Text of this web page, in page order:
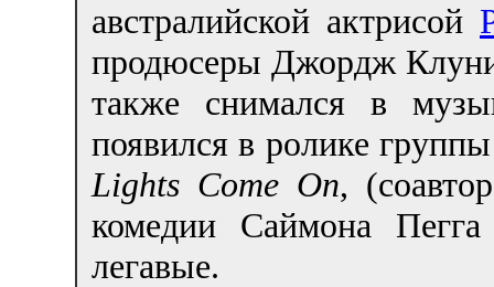
австралийской актрисой
продюсеры Джордж
также снимался в
появился в ролике
Lights Come On,
комедии Саймона
легавые.